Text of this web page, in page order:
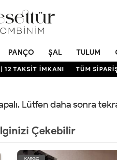
PANÇO ŞAL TULUM
TAKSİT İMKANI TÜM
Lütfen daha sonra
Çekebilir
KARGO